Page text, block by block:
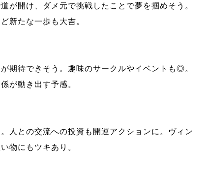
が開け、ダメ元で挑戦したことで夢を掴めそう。
新たな一歩も大吉。
期待できそう。趣味のサークルやイベントも◎。
が動き出す予感。
人との交流への投資も開運アクションに。ヴィン
物にもツキあり。